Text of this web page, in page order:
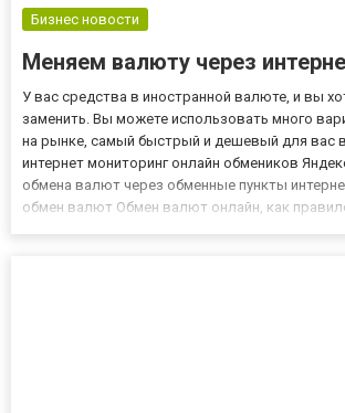
Бизнес новости
Меняем валюту через
У вас средства в иностранной валюте, и вы
заменить. Вы можете использовать много
на рынке, самый быстрый и дешевый для вас
интернет мониторинг онлайн обмеников
обмена валют через обменные пункты
обмен валют Обмен валют онлайн, как